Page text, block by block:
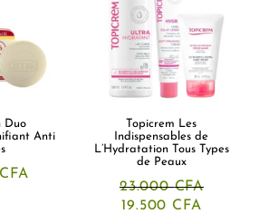
Duo
Anti
CFA
Topicrem Les
Indispensables de
L’Hydratation Tous Types
de Peaux
23.000CFA
Le
19.500 CFA